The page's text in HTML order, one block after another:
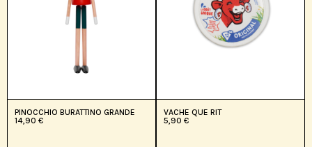
PINOCCHIO BURATTINO GRANDE
14,90 €
VACHE QUE RIT
5,90 €